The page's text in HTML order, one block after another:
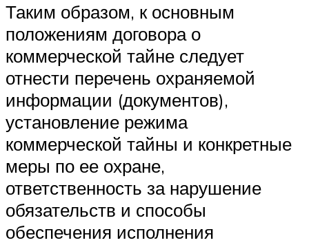
Таким образом, к основным
положениям договора о
коммерческой тайне следует
отнести перечень охраняемой
информации (документов),
установление режима
коммерческой тайны и конкретные
меры по ее охране,
ответственность за нарушение
обязательств и способы
обеспечения исполнения